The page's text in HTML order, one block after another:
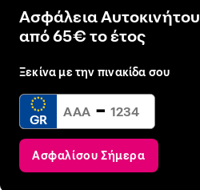
Ασφάλεια Αυτοκινήτου
από 65€ το έτος
Ξεκίνα με την πινακίδα σου
GR -
Ασφαλίσου Σήμερα